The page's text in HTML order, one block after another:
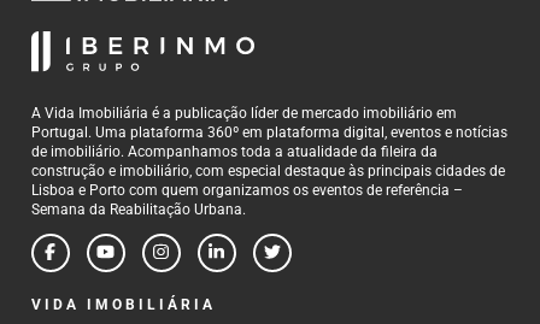
A Vida Imobiliária é a publicação líder de mercado imobiliário em
Portugal. Uma plataforma 360º em plataforma digital, eventos e notícias
de imobiliário. Acompanhamos toda a atualidade da fileira da
construção e imobiliário, com especial destaque às principais cidades de
Lisboa e Porto com quem organizamos os eventos de referência –
Semana da Reabilitação Urbana.
VIDA IMOBILIÁRIA